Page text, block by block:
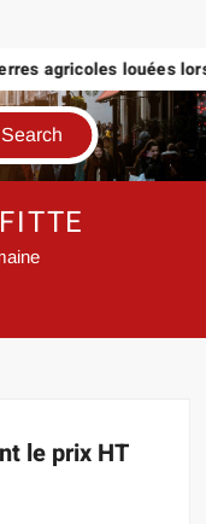
agricoles louées
le prix HT